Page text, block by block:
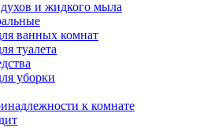
и жидкого мыла
ванных комнат
туалета
уборки
к комнате